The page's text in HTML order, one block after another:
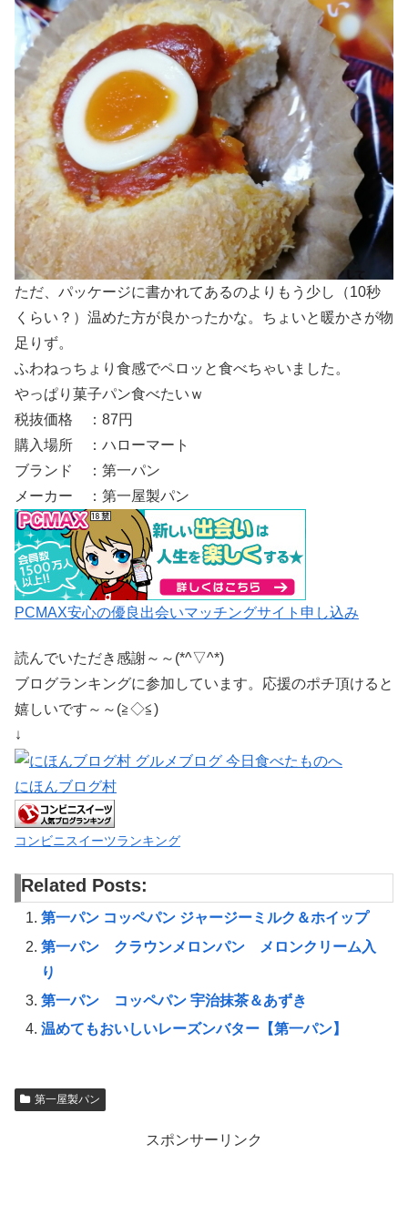
ただ、パッケージに書かれてあるのよりもう少し（10秒
くらい？）温めた方が良かったかな。ちょいと暖かさが物
足りず。
ふわねっちょり食感でペロッと食べちゃいました。
やっぱり菓子パン食べたいｗ
税抜価格 ：87円
購入場所 ：ハローマート
ブランド ：第一パン
メーカー ：第一屋製パン
PCMAX安心の優良出会いマッチングサイト申し込み
読んでいただき感謝～～(*^▽^*)
ブログランキングに参加しています。応援のポチ頂けると
嬉しいです～～(≧◇≦)
↓
にほんブログ村
コンビニスイーツランキング
Related Posts:
第一パン コッペパン ジャージーミルク＆ホイップ
第一パン クラウンメロンパン メロンクリーム入
り
第一パン コッペパン 宇治抹茶＆あずき
温めてもおいしいレーズンバター【第一パン】
第一屋製パン
スポンサーリンク